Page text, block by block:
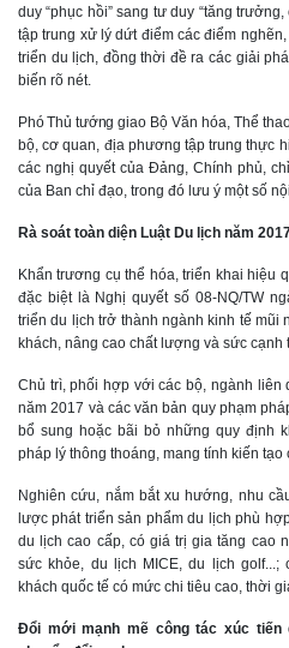
duy “phục hồi” sang tư duy “tăng
tập trung xử lý dứt điểm các điểm
triển du lịch, đồng thời đề ra các giải
biến rõ nét.
Phó Thủ tướnggiao Bộ Văn hóa, Thể
bộ, cơ quan, địa phương tập trung thực
các nghị quyết của Đảng, Chính phủ,
của Ban chỉ đạo, trong đó lưu ý một số
Rà soát toàn diện Luật Du lịch năm
Khẩn trương cụ thể hóa, triển khai hiệu
đặc biệt là Nghị quyết số 08-NQ/TW
triển du lịch trở thành ngành kinh tế mũi
khách, nâng cao chất lượng và sức cạnh
Chủ trì, phối hợp với các bộ, ngành liên
năm 2017 và các văn bản quy phạm
bổ sung hoặc bãi bỏ những quy định
pháp lý thông thoáng, mang tính kiến tạo
Nghiên cứu, nắm bắt xu hướng, nhu
lược phát triển sản phẩm du lịch phù
du lịch cao cấp, có giá trị gia tăng cao
sức khỏe, du lịch MICE, du lịch
khách quốc tế có mức chi tiêu cao, thời
Đổi mới mạnh mẽ công tác xúc tiến